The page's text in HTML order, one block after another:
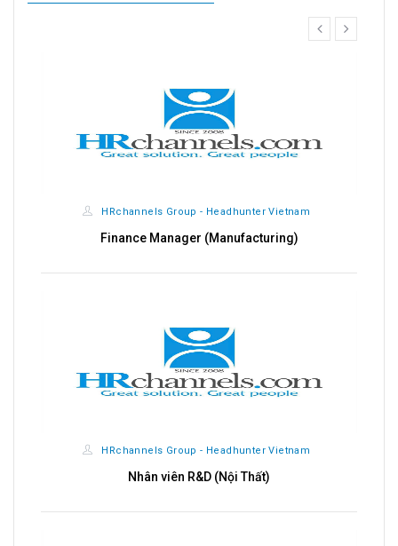
Group - Headhunter Vietnam
Manager (Manufacturing)
Group - Headhunter Vietnam
Nhân viên R&D (Nội Thất)
prev